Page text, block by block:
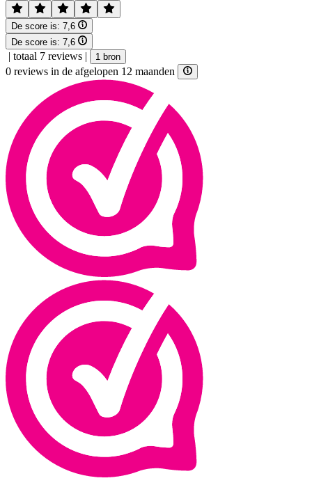
De score is: 7,6
De score is: 7,6
| totaal 7 reviews | 1 bron
0 reviews in de afgelopen 12 maanden